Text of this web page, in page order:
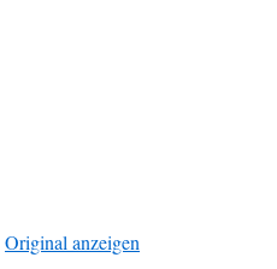
Original anzeigen